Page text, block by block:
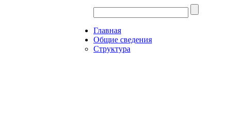
Главная
Общие сведения
Структура